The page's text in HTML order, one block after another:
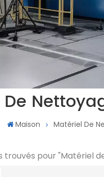
Maison Matériel De
trouvés pour "Matériel